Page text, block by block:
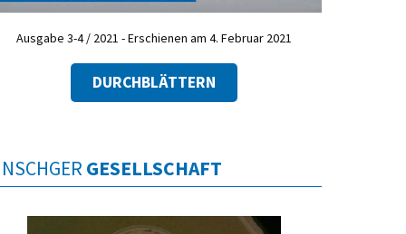
Ausgabe 3-4 / 2021 - Erschienen am 4. Februar 2021
DURCHBLÄTTERN
GESELLSCHAFT